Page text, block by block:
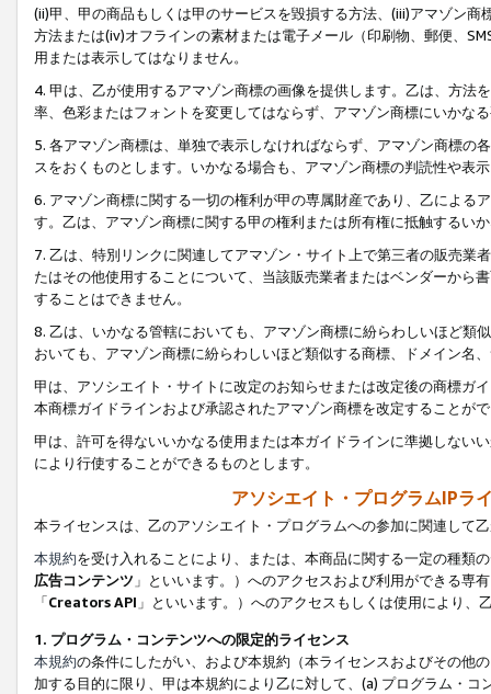
(ii)甲、甲の商品もしくは甲のサービスを毀損する方法、(iii)アマゾン
方法または(iv)オフラインの素材または電子メール（印刷物、郵便、
用または表示してはなりません。
4. 甲は、乙が使用するアマゾン商標の画像を提供します。乙は、方
率、色彩またはフォントを変更してはならず、アマゾン商標にいかな
5. 各アマゾン商標は、単独で表示しなければならず、アマゾン商標
スをおくものとします。いかなる場合も、アマゾン商標の判読性や表
6. アマゾン商標に関する一切の権利が甲の専属財産であり、乙による
す。乙は、アマゾン商標に関する甲の権利または所有権に抵触するい
7. 乙は、特別リンクに関連してアマゾン・サイト上で第三者の販売
たはその他使用することについて、当該販売業者またはベンダーから
することはできません。
8. 乙は、いかなる管轄においても、アマゾン商標に紛らわしいほど類
おいても、アマゾン商標に紛らわしいほど類似する商標、ドメイン名
甲は、アソシエイト・サイトに改定のお知らせまたは改定後の商標ガ
本商標ガイドラインおよび承認されたアマゾン商標を改定することが
甲は、許可を得ないいかなる使用または本ガイドラインに準拠しない
により行使することができるものとします。
アソシエイト・プログラムIPラ
本ライセンスは、乙のアソシエイト・プログラムへの参加に関連して
本規約を受け入れることにより、または、本商品に関する一定の種類
広告コンテンツ 」といいます。）へのアクセスおよび利用ができる専
「Creators API 」といいます。）へのアクセスもしくは使用により
1. プログラム・コンテンツへの限定的ライセンス
本規約の条件にしたがい、および本規約（本ライセンスおよびその他
加する目的に限り、甲は本規約により乙に対して、(a) プログラム・